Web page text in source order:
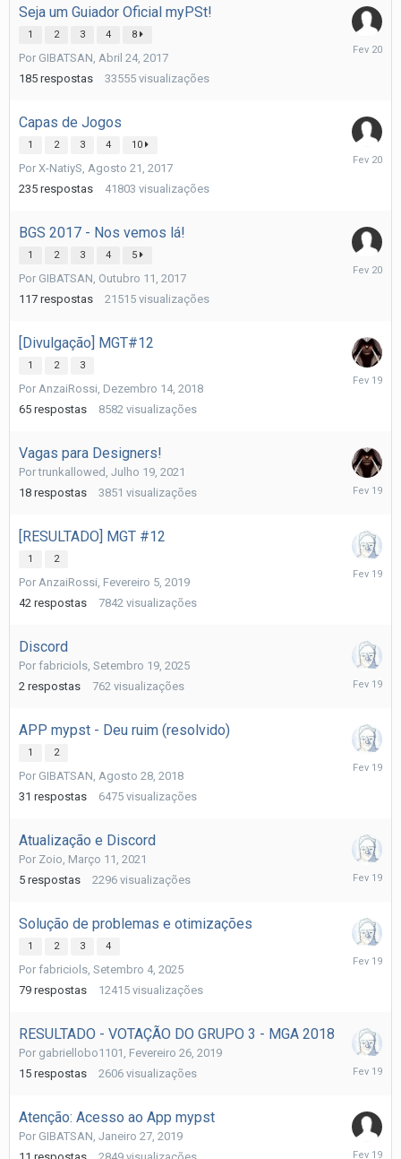
Seja um Guiador Oficial myPSt!
1 2 3 4 8
Por GIBATSAN, Abril 24, 2017
185 respostas 33555 visualizações
Fevereiro
Capas de Jogos
1 2 3 4 10
Por X-NatiyS, Agosto 21, 2017
235 respostas 41803 visualizações
Fevereiro
BGS 2017 - Nos vemos lá!
1 2 3 4 5
Por GIBATSAN, Outubro 11, 2017
117 respostas 21515 visualizações
Fevereiro
[Divulgação] MGT#12
1 2 3
Por AnzaiRossi, Dezembro 14, 2018
65 respostas 8582 visualizações
Fevereiro
Vagas para Designers!
Portrunkallowed , Julho 19, 2021
18 respostas 3851 visualizações
Fevereiro
[RESULTADO] MGT #12
1 2
Por AnzaiRossi, Fevereiro 5, 2019
42 respostas 7842 visualizações
Fevereiro
Discord
Por fabriciols, Setembro 19, 2025
2 respostas 762 visualizações
Fevereiro
APP mypst - Deu ruim (resolvido)
1 2
Por GIBATSAN, Agosto 28, 2018
31 respostas 6475 visualizações
Fevereiro
Atualização e Discord
Por Zoio, Março 11, 2021
5 respostas 2296 visualizações
Fevereiro
Solução de problemas e otimizações
1 2 3 4
Por fabriciols, Setembro 4, 2025
79 respostas 12415 visualizações
Fevereiro
RESULTADO - VOTAÇÃO DO GRUPO 3 - MGA 2018
Por gabriellobo1101 , Fevereiro 26, 2019
15 respostas 2606 visualizações
Fevereiro
Atenção: Acesso ao App mypst
Por GIBATSAN, Janeiro 27, 2019
Fevereiro